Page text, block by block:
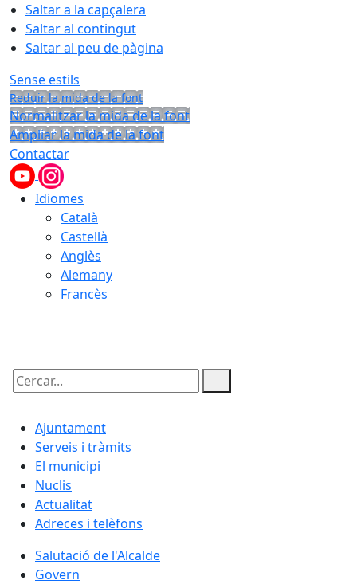
Saltar a la capçalera
Saltar al contingut
Saltar al peu de pàgina
Sense estils
Reduir la mida de la font
Normalitzar la mida de la font
Ampliar la mida de la font
Contactar
Idiomes
Català
Castellà
Anglès
Alemany
Francès
Cercar:
Ajuntament
Serveis i tràmits
El municipi
Nuclis
Actualitat
Adreces i telèfons
Salutació de l'Alcalde
Govern